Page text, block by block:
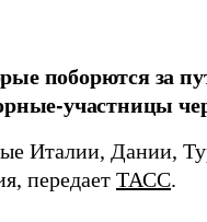
поборются за
участницы
Италии, Дании,
передает ТАСС.